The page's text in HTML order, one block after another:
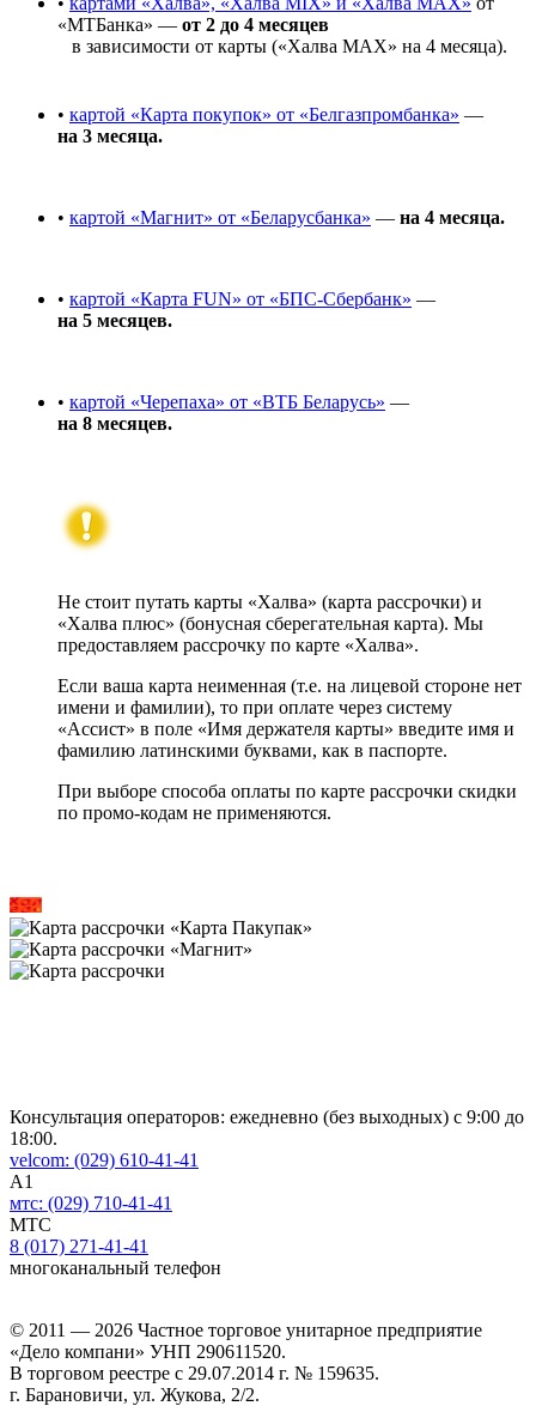
«МТБанка» — от 2 до 4 месяцев
в зависимости от карты («Халва MAX» на 4 месяца).
• картой «Карта покупок» от «Белгазпромбанка» —
на 3 месяца.
• картой «Магнит» от «Беларусбанка» — на 4 месяца.
• картой «Карта FUN» от «БПС-Сбербанк» —
на 5 месяцев.
• картой «Черепаха» от «ВТБ Беларусь» —
на 8 месяцев.
Не стоит путать карты «Халва» (карта рассрочки) и
«Халва плюс» (бонусная сберегательная карта). Мы
предоставляем рассрочку по карте «Халва».
Если ваша карта неименная (т.е. на лицевой стороне нет
имени и фамилии), то при оплате через систему
«Ассист» в поле «Имя держателя карты» введите имя и
фамилию латинскими буквами, как в паспорте.
При выборе способа оплаты по карте рассрочки скидки
по промо-кодам не применяются.
Консультация операторов: ежедневно (без выходных) с 9:00 до
18:00.
velcom: (029) 610-41-41
A1
мтс: (029) 710-41-41
MTC
8 (017) 271-41-41
многоканальный телефон
© 2011 — 2026 Частное торговое унитарное предприятие
«Дело компани» УНП 290611520.
В торговом реестре с 29.07.2014 г. № 159635.
г. Барановичи, ул. Жукова, 2/2.